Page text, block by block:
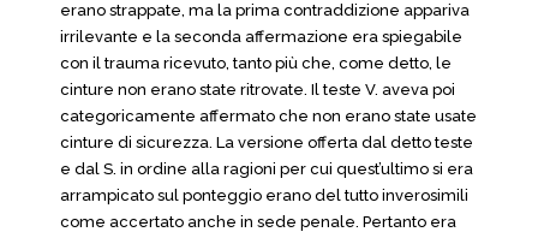
erano strappate, ma la prima contraddizione appariva
irrilevante e la seconda affermazione era spiegabile
con il trauma ricevuto, tanto più che, come detto, le
cinture non erano state ritrovate. Il teste V. aveva poi
categoricamente affermato che non erano state usate
cinture di sicurezza. La versione offerta dal detto teste
e dal S. in ordine alla ragioni per cui quest’ultimo si era
arrampicato sul ponteggio erano del tutto inverosimili
come accertato anche in sede penale. Pertanto era